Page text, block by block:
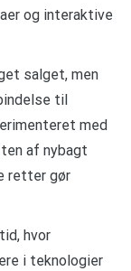
og interaktive
salget, men
til
med
af nybagt
retter gør
hvor
i teknologier